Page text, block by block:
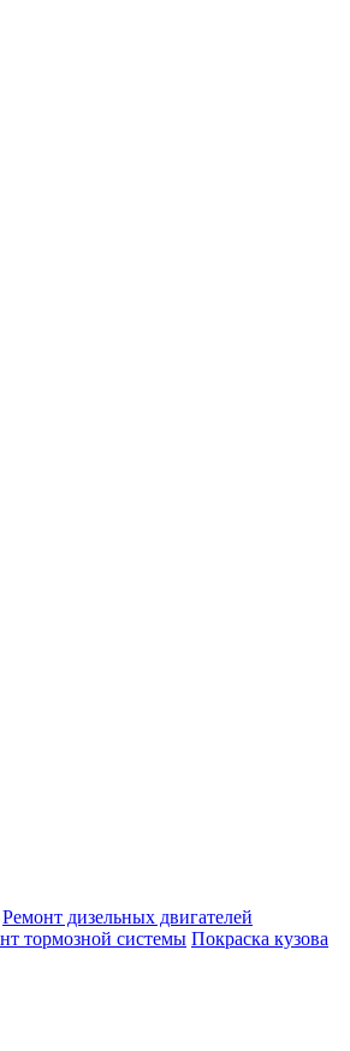
Ремонт дизельных двигателей
тормозной системы Покраска кузова